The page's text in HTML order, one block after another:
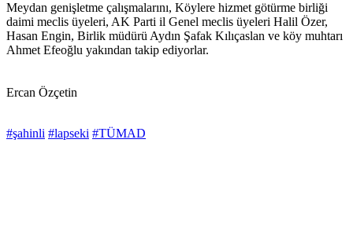
Meydan genişletme çalışmalarını, Köylere hizmet götürme birliği
daimi meclis üyeleri, AK Parti il Genel meclis üyeleri Halil Özer,
Hasan Engin, Birlik müdürü Aydın Şafak Kılıçaslan ve köy muhtarı
Ahmet Efeoğlu yakından takip ediyorlar.
Ercan Özçetin
#şahinli #lapseki #TÜMAD